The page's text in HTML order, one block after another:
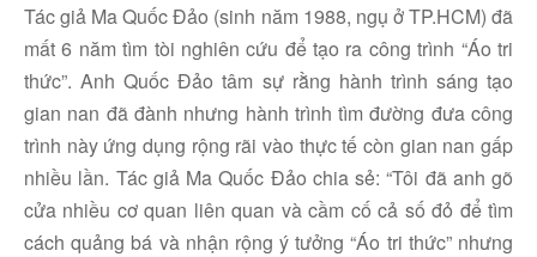
Tác giả Ma Quốc Đảo (sinh năm 1988, ngụ ở TP.HCM) đã
mất 6 năm tìm tòi nghiên cứu để tạo ra công trình “Áo tri
thức”. Anh Quốc Đảo tâm sự rằng hành trình sáng tạo
gian nan đã đành nhưng hành trình tìm đường đưa công
trình này ứng dụng rộng rãi vào thực tế còn gian nan gấp
nhiều lần. Tác giả Ma Quốc Đảo chia sẻ: “Tôi đã anh gõ
cửa nhiều cơ quan liên quan và cầm cố cả số đỏ để tìm
cách quảng bá và nhận rộng ý tưởng “Áo tri thức” nhưng